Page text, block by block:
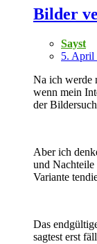
Bilder
Sayst
5. April
Na ich werde
wenn mein
der
Aber ich
und Nachteile
Variante
Das
sagtest erst